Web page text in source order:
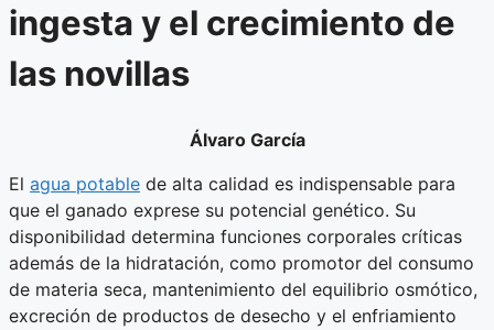
ingesta y el crecimiento de
las novillas
Álvaro García
El agua potable de alta calidad es indispensable para
que el ganado exprese su potencial genético. Su
disponibilidad determina funciones corporales críticas
además de la hidratación, como promotor del consumo
de materia seca, mantenimiento del equilibrio osmótico,
excreción de productos de desecho y el enfriamiento